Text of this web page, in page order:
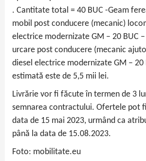
. Cantitate total = 40 BUC -Geam
mobil post conducere (mecanic)
electrice modernizate GM – 20 BUC –
urcare post conducere (mecanic
diesel electrice modernizate GM – 20
estimată este de 5,5 mii lei.
Livrărie vor fi făcute în termen de 3
semnarea contractului. Ofertele pot
data de 15 mai 2023, urmând ca
până la data de 15.08.2023.
Foto: mobilitate.eu